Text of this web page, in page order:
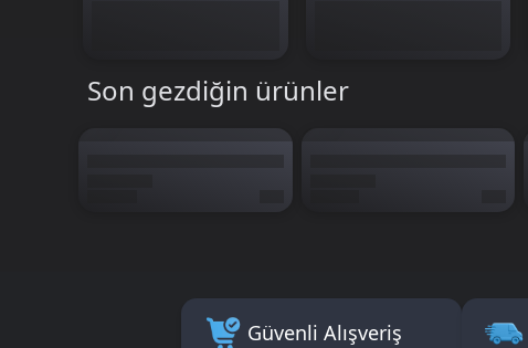
Son gezdiğin ürünler
Güvenli Alışveriş